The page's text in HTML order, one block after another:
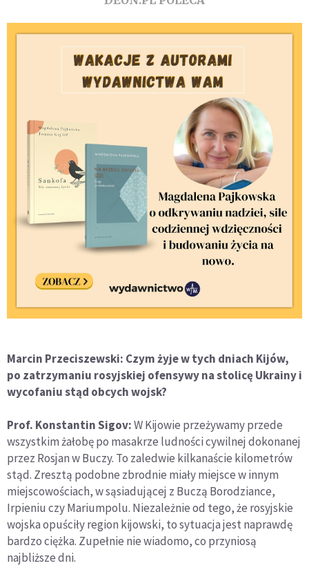
Marcin Przeciszewski: Czym żyje w tych dniach Kijów,
po zatrzymaniu rosyjskiej ofensywy na stolicę Ukrainy i
wycofaniu stąd obcych wojsk?
Prof. Konstantin Sigov:W Kijowie przeżywamy przede
wszystkim żałobę po masakrze ludności cywilnej dokonanej
przez Rosjan w Buczy. To zaledwie kilkanaście kilometrów
stąd. Zresztą podobne zbrodnie miały miejsce w innym
miejscowościach, w sąsiadującej z Buczą Borodziance,
Irpieniu czy Mariumpolu. Niezależnie od tego, że rosyjskie
wojska opuściły region kijowski, to sytuacja jest naprawdę
bardzo ciężka. Zupełnie nie wiadomo, co przyniosą
najbliższe dni.